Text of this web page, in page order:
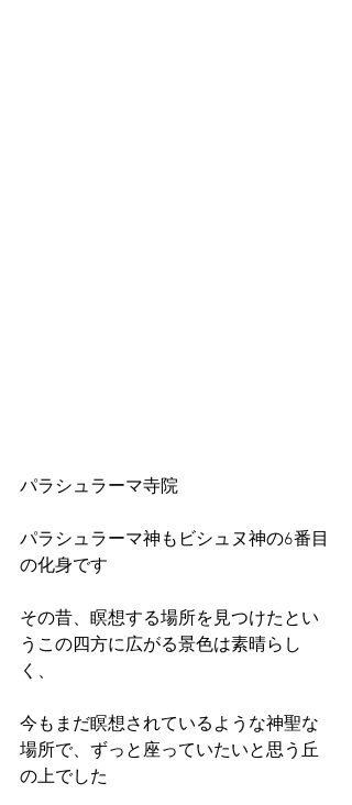
パラシュラーマ寺院
パラシュラーマ神もビシュヌ神の6番目
の化身です
その昔、瞑想する場所を見つけたとい
うこの四方に広がる景色は素晴らし
く、
今もまだ瞑想されているような神聖な
場所で、ずっと座っていたいと思う丘
の上でした